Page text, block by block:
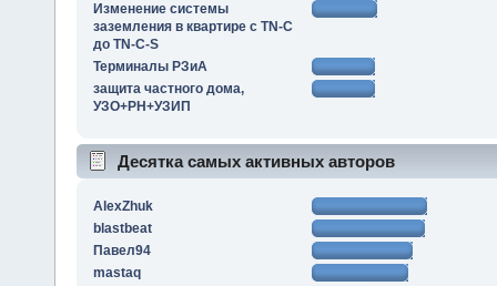
Изменение системы
заземления в квартире с TN-C
до TN-C-S
Терминалы РЗиА
защита частного дома,
УЗО+РН+УЗИП
Десятка самых активных авторов
AlexZhuk
blastbeat
Павел94
mastaq